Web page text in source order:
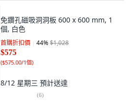
免鑽孔磁吸洞洞板 600 x 600 mm, 1
個, 白色
首購折扣價 44%$1,028
$575
($575.00/1個)
8/12 星期三 預計送達
(6)